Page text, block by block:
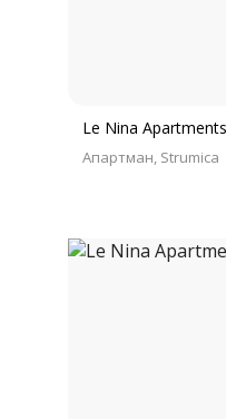
Le Nina
Апартман Strumica